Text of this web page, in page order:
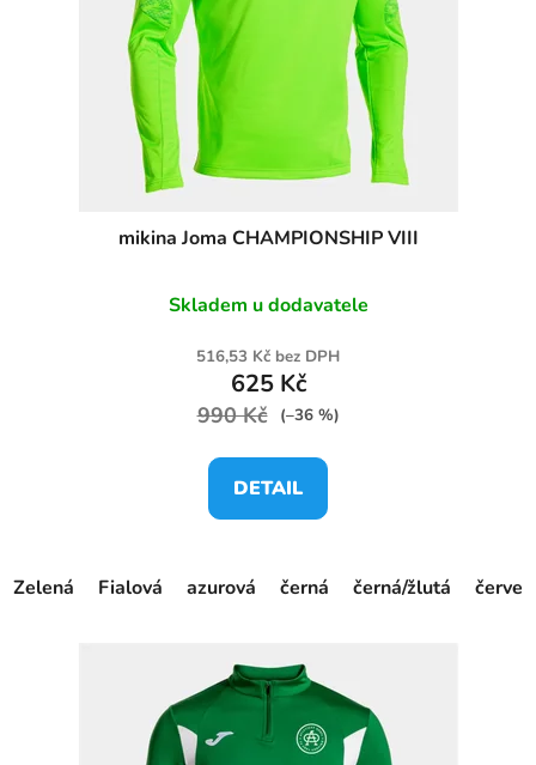
mikina Joma CHAMPIONSHIP VIII
Skladem u dodavatele
516,53 Kč bez DPH
625 Kč
990 Kč (–36 %)
DETAIL
Zelená Fialová azurová černá černá/žlutá